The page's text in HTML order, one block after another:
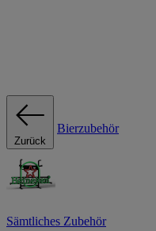
Zurück
Bierzubehör
Sämtliches Zubehör